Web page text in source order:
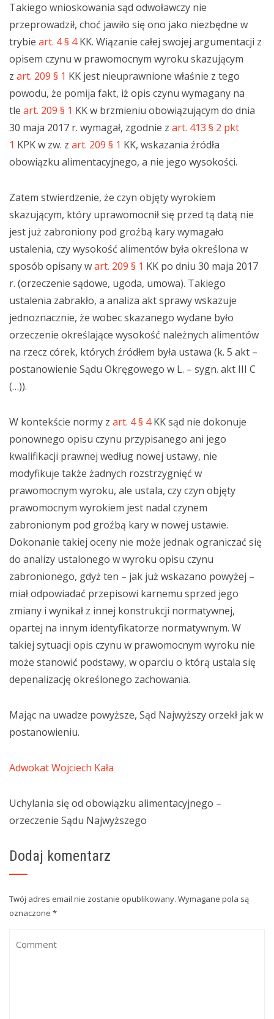
Takiego wnioskowania sąd odwoławczy nie
przeprowadził, choć jawiło się ono jako niezbędne w
trybie art. 4 § 4KK. Wiązanie całej swojej argumentacji z
opisem czynu w prawomocnym wyroku skazującym
z art. 209 § 1 KK jest nieuprawnione właśnie z tego
powodu, że pomija fakt, iż opis czynu wymagany na
tle art. 209 § 1 KK w brzmieniu obowiązującym do dnia
30 maja 2017 r. wymagał, zgodnie z art. 413 § 2 pkt
1 KPK w zw. z art. 209 § 1 KK, wskazania źródła
obowiązku alimentacyjnego, a nie jego wysokości.
Zatem stwierdzenie, że czyn objęty wyrokiem
skazującym, który uprawomocnił się przed tą datą nie
jest już zabroniony pod groźbą kary wymagało
ustalenia, czy wysokość alimentów była określona w
sposób opisany wart. 209 § 1 KK po dniu 30 maja 2017
r. (orzeczenie sądowe, ugoda, umowa). Takiego
ustalenia zabrakło, a analiza akt sprawy wskazuje
jednoznacznie, że wobec skazanego wydane było
orzeczenie określające wysokość należnych alimentów
na rzecz córek, których źródłem była ustawa (k. 5 akt –
postanowienie Sądu Okręgowego w L. – sygn. akt III C
(…)).
W kontekście normy z art. 4 § 4KK sąd nie dokonuje
ponownego opisu czynu przypisanego ani jego
kwalifikacji prawnej według nowej ustawy, nie
modyfikuje także żadnych rozstrzygnięć w
prawomocnym wyroku, ale ustala, czy czyn objęty
prawomocnym wyrokiem jest nadal czynem
zabronionym pod groźbą kary w nowej ustawie.
Dokonanie takiej oceny nie może jednak ograniczać się
do analizy ustalonego w wyroku opisu czynu
zabronionego, gdyż ten – jak już wskazano powyżej –
miał odpowiadać przepisowi karnemu sprzed jego
zmiany i wynikał z innej konstrukcji normatywnej,
opartej na innym identyfikatorze normatywnym. W
takiej sytuacji opis czynu w prawomocnym wyroku nie
może stanowić podstawy, w oparciu o którą ustala się
depenalizację określonego zachowania.
Mając na uwadze powyższe, Sąd Najwyższy orzekł jak w
postanowieniu.
Adwokat Wojciech Kała
Uchylania się od obowiązku alimentacyjnego –
orzeczenie Sądu Najwyższego
Dodaj komentarz
Twój adres email nie zostanie opublikowany. Wymagane pola są
oznaczone *